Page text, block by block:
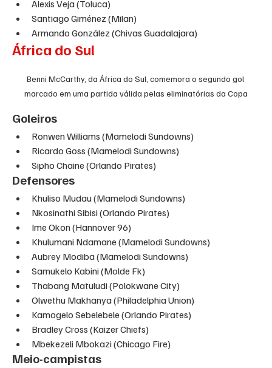
Alexis Veja (Toluca)
Santiago Giménez (Milan)
Armando González (Chivas Guadalajara)
África do Sul
Benni McCarthy, da África do Sul, comemora o segundo gol
marcado em uma partida válida pelas eliminatórias da Copa
Goleiros
Ronwen Williams (Mamelodi Sundowns)
Ricardo Goss (Mamelodi Sundowns)
Sipho Chaine (Orlando Pirates)
Defensores
Khuliso Mudau (Mamelodi Sundowns)
Nkosinathi Sibisi (Orlando Pirates)
Ime Okon (Hannover 96)
Khulumani Ndamane (Mamelodi Sundowns)
Aubrey Modiba (Mamelodi Sundowns)
Samukelo Kabini (Molde Fk)
Thabang Matuludi (Polokwane City)
Olwethu Makhanya (Philadelphia Union)
Kamogelo Sebelebele (Orlando Pirates)
Bradley Cross (Kaizer Chiefs)
Mbekezeli Mbokazi (Chicago Fire)
Meio-campistas